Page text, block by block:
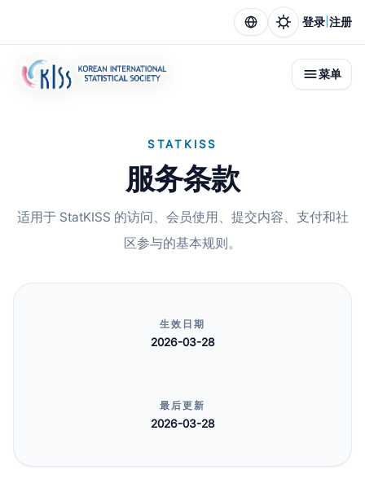
登录 注册
菜单
STATKISS
服务条款
适用于 StatKISS 的访问、会员使用、提交内容、支付和社
区参与的基本规则。
生效日期
2026-03-28
最后更新
2026-03-28